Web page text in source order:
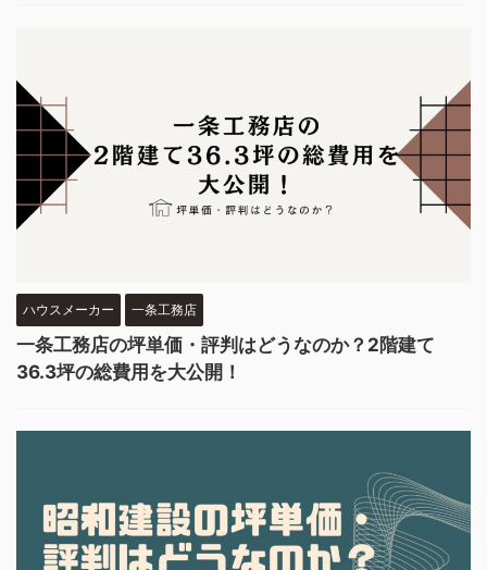
ハウスメーカー 一条工務店
一条工務店の坪単価・評判はどうなのか？2階建て
36.3坪の総費用を大公開！